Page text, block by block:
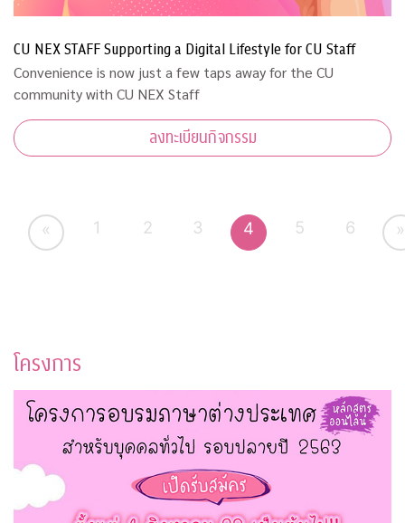
CU NEX STAFF Supporting a Digital Lifestyle for CU Staff
Convenience is now just a few taps away for the CU
community with CU NEX Staff
ลงทะเบียนกิจกรรม
« 1 2 3 4 5 6 »
โครงการ